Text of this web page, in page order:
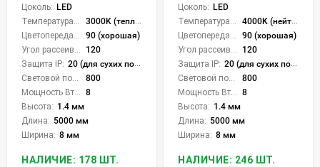
Цоколь: LED
3000K (теплый)
90 (хорошая)
120
Защита IP: 20 (для сухих пом.)
800
8
Высота: 1.4 мм
Длина: 5000 мм
Ширина: 8 мм
НАЛИЧИЕ: 178 ШТ.
Цоколь: LED
4000K (нейтральный)
90 (хорошая)
120
Защита IP: 20 (для сухих пом.)
800
8
Высота: 1.4 мм
Длина: 5000 мм
Ширина: 8 мм
НАЛИЧИЕ: 246 ШТ.